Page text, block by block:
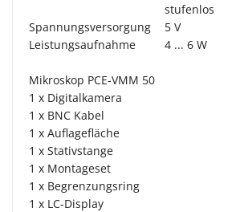
stufenlos
Spannungsversorgung
5 V
Leistungsaufnahme
4 ... 6 W
Mikroskop PCE-VMM 50
1 x Digitalkamera
1 x BNC Kabel
1 x Auflagefläche
1 x Stativstange
1 x Montageset
1 x Begrenzungsring
1 x LC-Display